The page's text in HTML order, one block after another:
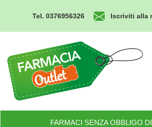
principale
Tel. 0376956326 Iscriviti alla
Outlet
FARMACI SENZA OBBLIGO